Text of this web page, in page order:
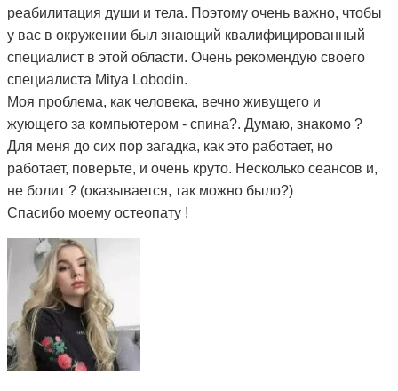
реабилитация души и тела. Поэтому очень важно, чтобы
у вас в окружении был знающий квалифицированный
специалист в этой области. Очень рекомендую своего
специалиста Mitya Lobodin.
Моя проблема, как человека, вечно живущего и
жующего за компьютером - спина?. Думаю, знакомо ?
Для меня до сих пор загадка, как это работает, но
работает, поверьте, и очень круто. Несколько сеансов и,
не болит ? (оказывается, так можно было?)
Спасибо моему остеопату !